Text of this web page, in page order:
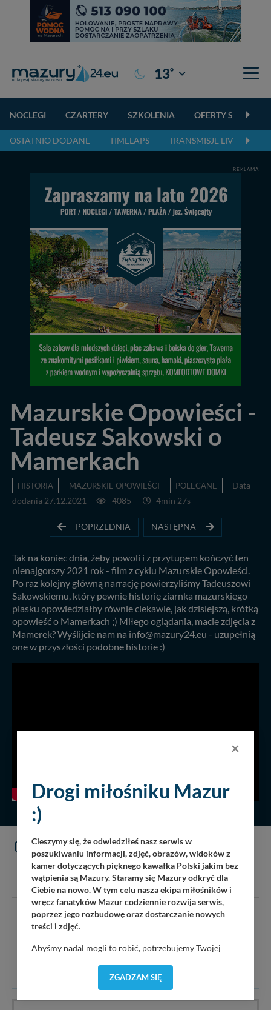
13° Giżycko
NOCLEGI CZARTERY SZKOLENIA OFERTY
OSTATNIO DODANE TIMELAPS TRANSMISJE LIVE
REKLAMA
Mazurskie Opowieści -
Tadeusz Sakowski o
Mamerkach
HISTORIA MAZURSKIE OPOWIEŚCI POLECANE
Data
dodania 27.12.2021
4085 4min 27s
POPRZEDNIA NASTĘPNA
Tak na koniec dnia, żeby powoli i z przytupem kończyć ten
nienajgorszy 2021 rok - film z cyklu Mazurskie Opowieści.
Po raz kolejny główną narrację powierzyliśmy Tadeuszowi
Sakowskiemu, który pewnie historię ziarnka mazurskiego
piasku opowiedziałby równie ciekawie, jak dzisiejszą, krótką
opowieść o Mamerkach ;) Miłego oglądania, macie zdjęcia z
Mamerek? Wyślijcie nam na info@mazury24.eu - uzupełnią
one w przyszłości podobne historie :)
KOMENTARZE (0)
DODAJ KOMENTARZ
Serwis mazury24.eu nie ponosi odpowiedzialności za treść
komentarzy i opinii. Prosimy o zamieszczanie komentarzy
dotyczących danej tematyki dyskusji. Wpisy niezwiązane z
tematem, wulgarne, obraźliwe, naruszające prawo będą
×
Drogi miłośniku Mazur
:)
Cieszymy się, że odwiedziłeś nasz serwis w
poszukiwaniu informacji, zdjęć, obrazów, widoków z
kamer dotyczących pięknego kawałka Polski jakim bez
wątpienia są Mazury. Staramy się Mazury odkryć dla
Ciebie na nowo. W tym celu nasza ekipa miłośników i
wręcz fanatyków Mazur codziennie rozwija serwis,
poprzez jego rozbudowę oraz dostarczanie nowych
treści i zdjęć.
Abyśmy nadal mogli to robić, potrzebujemy Twojej
dostosować do Twoich preferencji. Twoje dane (w tym
pliki cookies) będą zapisywane w celu usprawnienia
ZGADZAM SIĘ